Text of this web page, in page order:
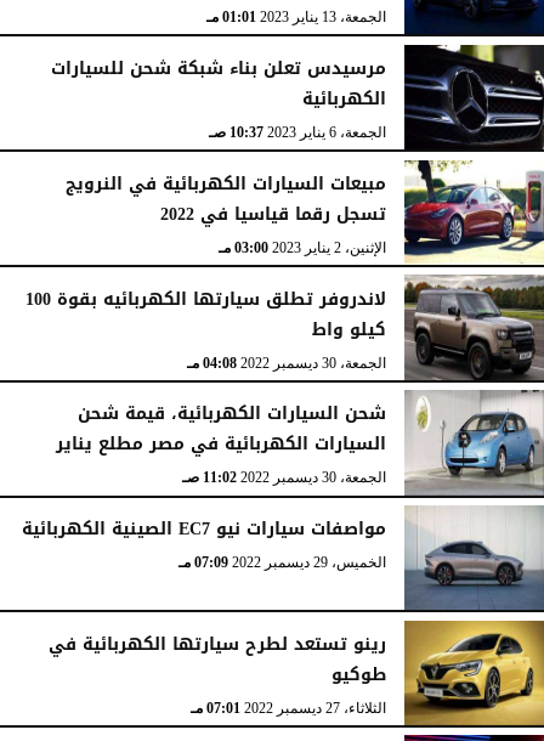
الجمعة، 13 يناير 2023 01:01 مـ
مرسيدس تعلن بناء شبكة شحن للسيارات
الكهربائية
الجمعة، 6 يناير 2023 10:37 صـ
مبيعات السيارات الكهربائية في النرويج
تسجل رقما قياسيا في 2022
الإثنين، 2 يناير 2023 03:00 مـ
لاندروفر تطلق سيارتها الكهربائيه بقوة 100
كيلو واط
الجمعة، 30 ديسمبر 2022 04:08 مـ
شحن السيارات الكهربائية، قيمة شحن
السيارات الكهربائية في مصر مطلع يناير
الجمعة، 30 ديسمبر 2022 11:02 صـ
مواصفات سيارات نيو EC7 الصينية الكهربائية
الخميس، 29 ديسمبر 2022 07:09 مـ
رينو تستعد لطرح سيارتها الكهربائية في
طوكيو
الثلاثاء، 27 ديسمبر 2022 07:01 مـ